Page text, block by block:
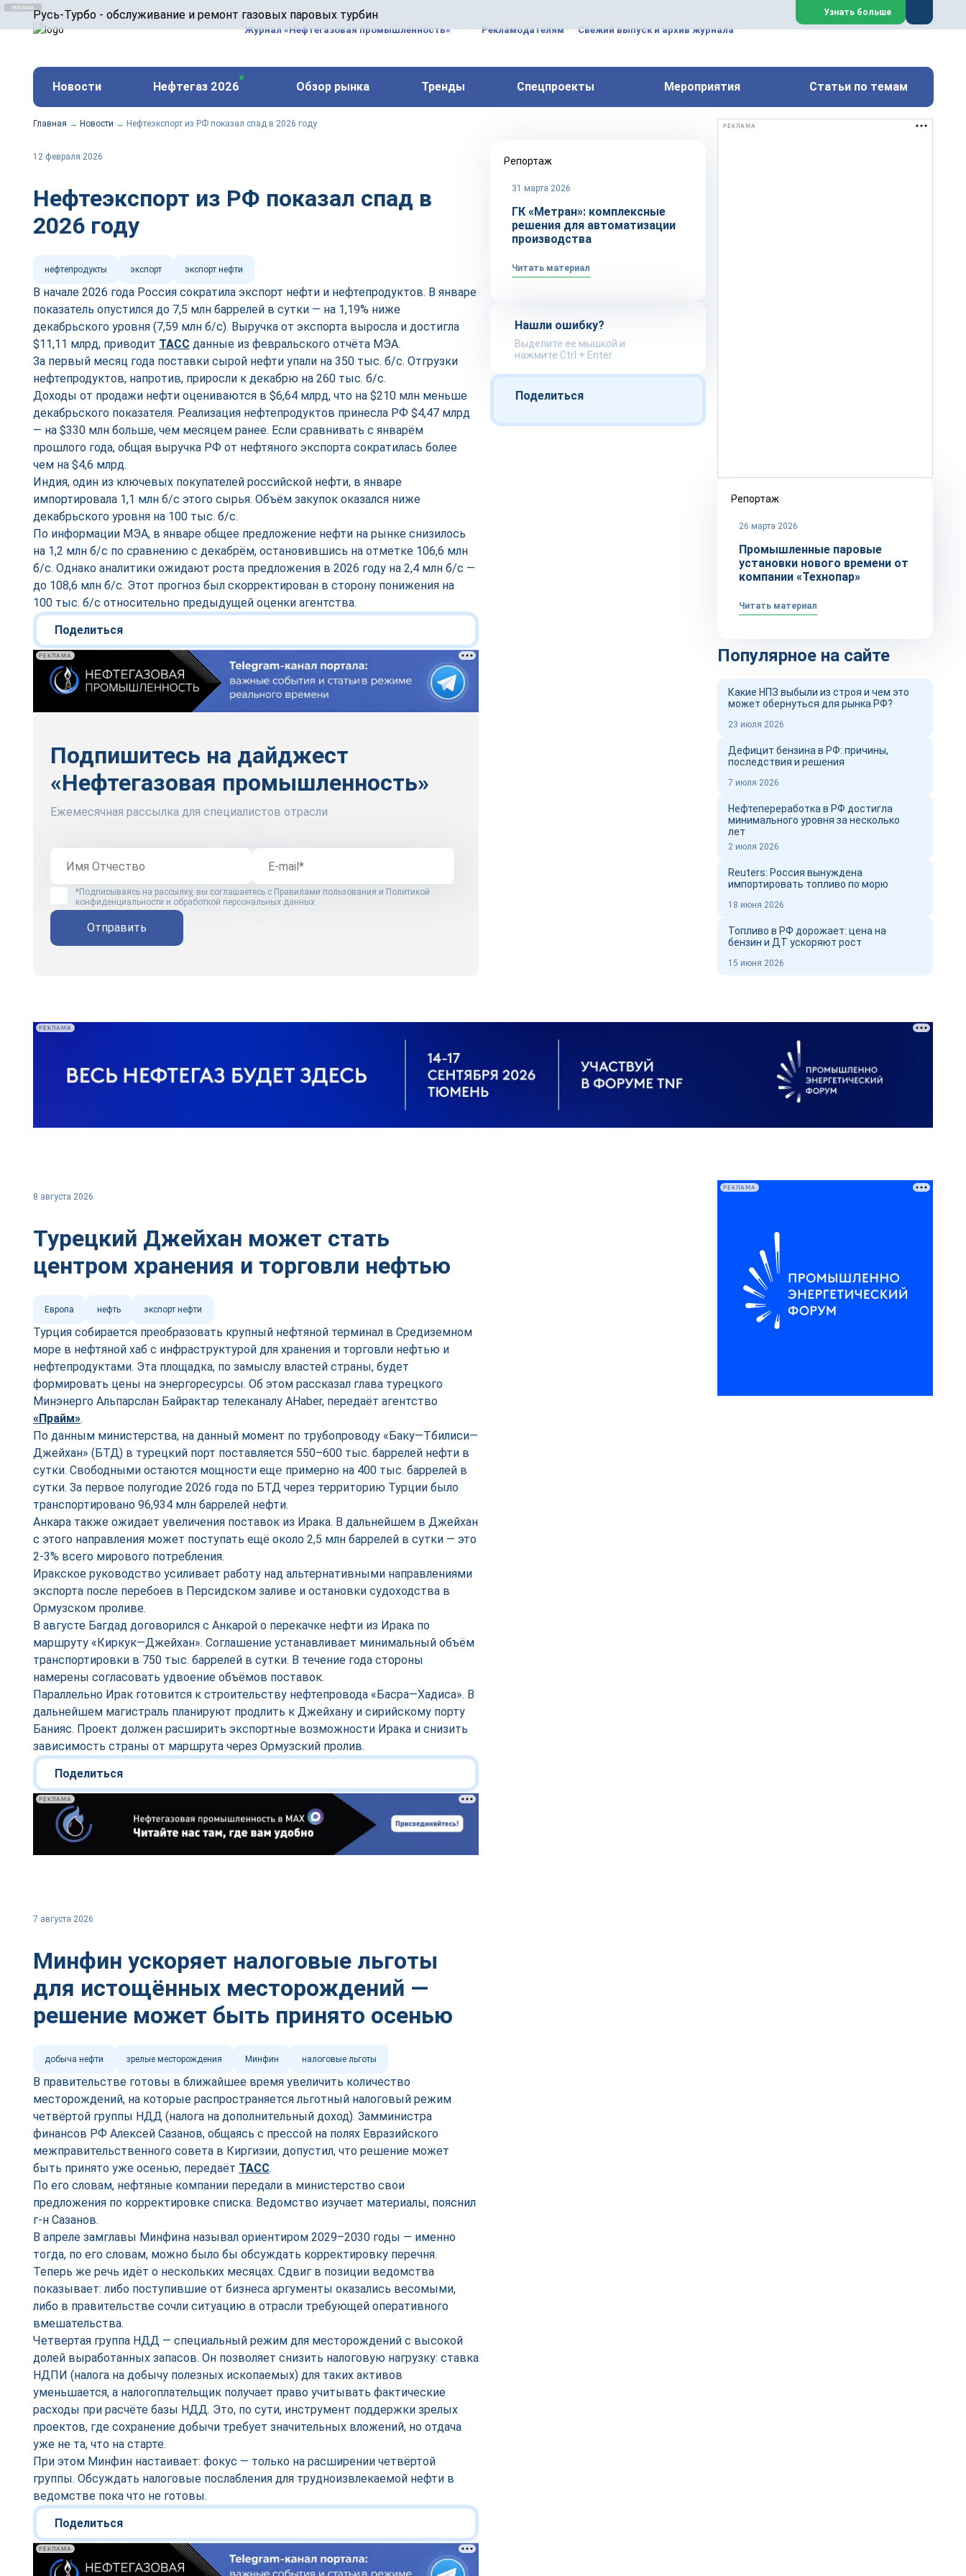
Русь-Турбо - обслуживание и ремонт газовых паровых турбин
ООО «Русь-Турбо» занимается сервисом газовых и паровых турбин, комплексным ремонтом, восстановлением, техническим обслуживанием
оборудования ТЭС, зарубежных поршневых машин и компрессоров, которые работают на нефтегазовых, нефтехимических, металлургических
и других предприятиях.
Реклама. ООО «Русь-Турбо», ИНН 7802588950
erid: F7NfYUJCUneVdwPs4znf
Закрыть
Узнать больше
Журнал «Нефтегазовая промышленность» Рекламодателям Свежий выпуск и архив журнала
Новости Нефтегаз 2026 Обзор рынка Тренды Спецпроекты Мероприятия Статьи по темам
Главная → Новости → Нефтеэкспорт из РФ показал спад в 2026 году
12 февраля 2026
Нефтеэкспорт из РФ показал спад в
2026 году
нефтепродукты экспорт экспорт нефти
В начале 2026 года Россия сократила экспорт нефти и нефтепродуктов. В январе
показатель опустился до 7,5 млн баррелей в сутки — на 1,19% ниже
декабрьского уровня (7,59 млн б/с). Выручка от экспорта выросла и достигла
$11,11 млрд, приводит ТАСС данные из февральского отчёта МЭА.
За первый месяц года поставки сырой нефти упали на 350 тыс. б/с. Отгрузки
нефтепродуктов, напротив, приросли к декабрю на 260 тыс. б/с.
Доходы от продажи нефти оцениваются в $6,64 млрд, что на $210 млн меньше
декабрьского показателя. Реализация нефтепродуктов принесла РФ $4,47 млрд
— на $330 млн больше, чем месяцем ранее. Если сравнивать с январём
прошлого года, общая выручка РФ от нефтяного экспорта сократилась более
чем на $4,6 млрд.
Индия, один из ключевых покупателей российской нефти, в январе
импортировала 1,1 млн б/с этого сырья. Объём закупок оказался ниже
декабрьского уровня на 100 тыс. б/с.
По информации МЭА, в январе общее предложение нефти на рынке снизилось
на 1,2 млн б/с по сравнению с декабрём, остановившись на отметке 106,6 млн
б/с. Однако аналитики ожидают роста предложения в 2026 году на 2,4 млн б/с —
до 108,6 млн б/с. Этот прогноз был скорректирован в сторону понижения на
100 тыс. б/с относительно предыдущей оценки агентства.
Поделиться
РЕКЛАМА
Подпишитесь на дайджест
«Нефтегазовая промышленность»
Ежемесячная рассылка для специалистов отрасли
*Подписываясь на рассылку, вы соглашаетесь с Правилами пользования и Политикой
конфиденциальности и обработкой персональных данных
Отправить
Репортаж
31 марта 2026
ГК «Метран»: комплексные
решения для автоматизации
производства
Читать материал
Нашли ошибку?
Выделите ее мышкой и
нажмите Ctrl + Enter
Поделиться
РЕКЛАМА
Репортаж
26 марта 2026
Промышленные паровые
установки нового времени от
компании «Технопар»
Читать материал
Популярное на сайте
Какие НПЗ выбыли из строя и чем это
может обернуться для рынка РФ?
23 июля 2026
Дефицит бензина в РФ: причины,
последствия и решения
7 июля 2026
Нефтепереработка в РФ достигла
минимального уровня за несколько
лет
2 июля 2026
Reuters: Россия вынуждена
импортировать топливо по морю
18 июня 2026
Топливо в РФ дорожает: цена на
бензин и ДТ ускоряют рост
15 июня 2026
РЕКЛАМА
8 августа 2026
Турецкий Джейхан может стать
центром хранения и торговли нефтью
Европа нефть экспорт нефти
Турция собирается преобразовать крупный нефтяной терминал в Средиземном
море в нефтяной хаб с инфраструктурой для хранения и торговли нефтью и
нефтепродуктами. Эта площадка, по замыслу властей страны, будет
формировать цены на энергоресурсы. Об этом рассказал глава турецкого
Минэнерго Альпарслан Байрактар телеканалу AHaber, передаёт агентство
«Прайм».
По данным министерства, на данный момент по трубопроводу «Баку—Тбилиси—
Джейхан» (БТД) в турецкий порт поставляется 550–600 тыс. баррелей нефти в
сутки. Свободными остаются мощности еще примерно на 400 тыс. баррелей в
сутки. За первое полугодие 2026 года по БТД через территорию Турции было
транспортировано 96,934 млн баррелей нефти.
Анкара также ожидает увеличения поставок из Ирака. В дальнейшем в Джейхан
с этого направления может поступать ещё около 2,5 млн баррелей в сутки — это
2-3% всего мирового потребления.
Иракское руководство усиливает работу над альтернативными направлениями
экспорта после перебоев в Персидском заливе и остановки судоходства в
Ормузском проливе.
В августе Багдад договорился с Анкарой о перекачке нефти из Ирака по
маршруту «Киркук—Джейхан». Соглашение устанавливает минимальный объём
транспортировки в 750 тыс. баррелей в сутки. В течение года стороны
намерены согласовать удвоение объёмов поставок.
Параллельно Ирак готовится к строительству нефтепровода «Басра—Хадиса». В
дальнейшем магистраль планируют продлить к Джейхану и сирийскому порту
Банияс. Проект должен расширить экспортные возможности Ирака и снизить
зависимость страны от маршрута через Ормузский пролив.
Поделиться
РЕКЛАМА
7 августа 2026
Минфин ускоряет налоговые льготы
для истощённых месторождений —
решение может быть принято осенью
добыча нефти зрелые месторождения Минфин налоговые льготы
В правительстве готовы в ближайшее время увеличить количество
месторождений, на которые распространяется льготный налоговый режим
четвёртой группы НДД (налога на дополнительный доход). Замминистра
финансов РФ Алексей Сазанов, общаясь с прессой на полях Евразийского
межправительственного совета в Киргизии, допустил, что решение может
быть принято уже осенью, передаёт ТАСС.
По его словам, нефтяные компании передали в министерство свои
предложения по корректировке списка. Ведомство изучает материалы, пояснил
г-н Сазанов.
В апреле замглавы Минфина называл ориентиром 2029–2030 годы — именно
тогда, по его словам, можно было бы обсуждать корректировку перечня.
Теперь же речь идёт о нескольких месяцах. Сдвиг в позиции ведомства
показывает: либо поступившие от бизнеса аргументы оказались весомыми,
либо в правительстве сочли ситуацию в отрасли требующей оперативного
вмешательства.
Четвертая группа НДД — специальный режим для месторождений с высокой
долей выработанных запасов. Он позволяет снизить налоговую нагрузку: ставка
НДПИ (налога на добычу полезных ископаемых) для таких активов
уменьшается, а налогоплательщик получает право учитывать фактические
расходы при расчёте базы НДД. Это, по сути, инструмент поддержки зрелых
проектов, где сохранение добычи требует значительных вложений, но отдача
уже не та, что на старте.
При этом Минфин настаивает: фокус — только на расширении четвёртой
группы. Обсуждать налоговые послабления для трудноизвлекаемой нефти в
ведомстве пока что не готовы.
Поделиться
РЕКЛАМА
РЕКЛАМА